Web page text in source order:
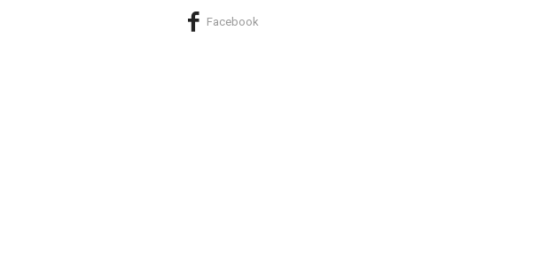
Facebook